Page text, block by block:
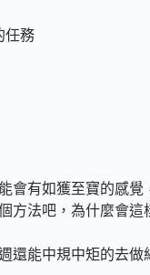
任務
會有如獲至寶的感
方法吧，為什麼會這
還能中規中矩的去